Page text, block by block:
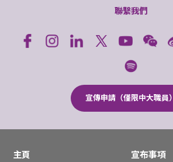
聯繫我們
宣傳申請（僅限中大職員）
主頁
宣布事項